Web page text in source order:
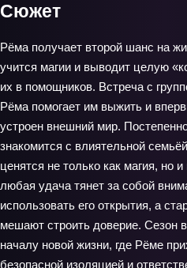
Сюжет
Рёма получает второй шанс на
учится магии и выводит целую
их в помощников. Встреча с
Рёма помогает им выжить и
устроен внешний мир.
знакомится с влиятельной
ценятся не только как магия, но
любая удача тянет за собой
использовать его открытия, а
мешают строить доверие. Сезон
началу новой жизни, где Рёме
безопасной изоляцией и